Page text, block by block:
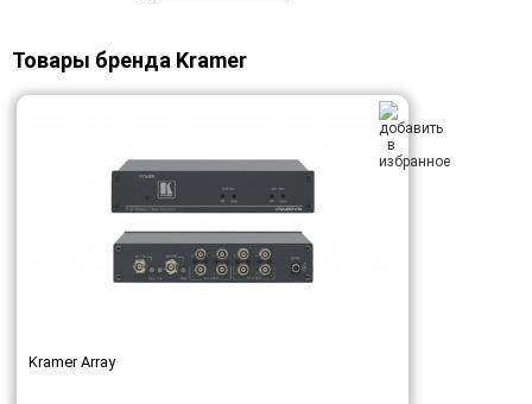
Товары бренда Kramer
Kramer Array